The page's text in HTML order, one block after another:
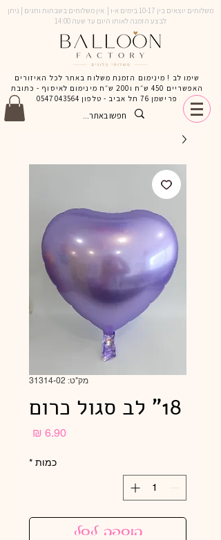
משלוחים יוצאים בין 10-17 בימים א-ו | אין משלוחים בשבתות וחגים | ניתן
לבצע הזמנה לאותו היום עד שעה 14:00
שימו לב ! מינימום הזמנת משלוח באתר לכל האיזורים
האפשריים 450 ש״ח ו200 ש״ח מינימום לאיסוף - כתובת
פרישמן 76 תל אביב - טלפון
0547043564
מק"ט: 31314-02
18" לב סגול כרום
כמות *
הוספה לסל